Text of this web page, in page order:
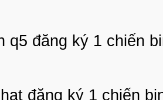
q5 đăng ký 1 chiến
đăng ký 1 chiến